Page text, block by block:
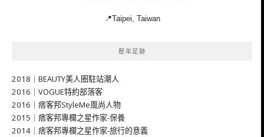
📍Taipei, Taiwan
歷年足跡
2018｜BEAUTY美人圈駐站潮人
2016｜VOGUE特約部落客
2016｜痞客邦StyleMe風尚人物
2015｜痞客邦專欄之星作家-保養
2014｜痞客邦專欄之星作家-旅行的意義